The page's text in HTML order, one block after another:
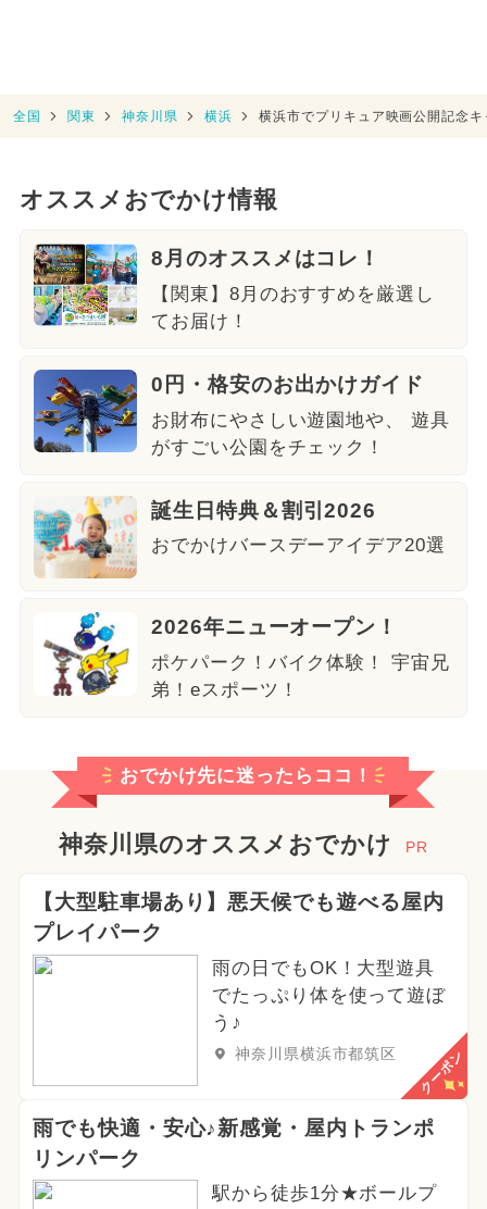
全国 関東 神奈川県 横浜 横浜市でプリキュア映画公開記念
オススメおでかけ情報
8月のオススメはコレ！
【関東】8月のおすすめを厳選し
てお届け！
0円・格安のお出かけガイド
お財布にやさしい遊園地や、 遊具
がすごい公園をチェック！
誕生日特典＆割引2026
おでかけバースデーアイデア20選
2026年ニューオープン！
ポケパーク！バイク体験！ 宇宙兄
弟！eスポーツ！
おでかけ先に迷ったらココ！
神奈川県のオススメおでかけ PR
【大型駐車場あり】悪天候でも遊べる屋内
プレイパーク
雨の日でもOK！大型遊具
でたっぷり体を使って遊ぼ
う♪
神奈川県横浜市都筑区 クーポン
雨でも快適・安心♪新感覚・屋内トランポ
リンパーク
駅から徒歩1分★ボールプ